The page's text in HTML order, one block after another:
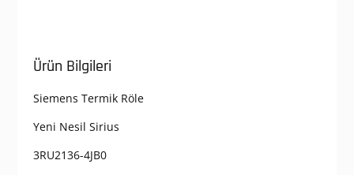
Ürün Bilgileri
Siemens Termik Röle
Yeni Nesil Sirius
3RU2136-4JB0